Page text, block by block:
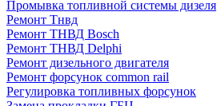
Промывка топливной системы дизеля
Ремонт Тнвд
Ремонт ТНВД Bosch
Ремонт ТНВД Delphi
Ремонт дизельного двигателя
Ремонт форсунок common rail
Регулировка топливных форсунок